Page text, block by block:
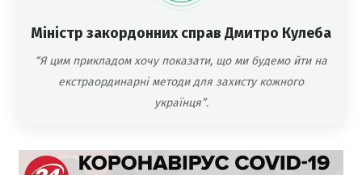
Міністр закордонних справ Дмитро Кулеба
“Я цим прикладом хочу показати, що ми будемо йти на
екстраординарні методи для захисту кожного
українця”.